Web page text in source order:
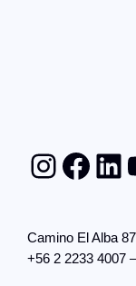
Camino El Alba
+56 2 2233 4007